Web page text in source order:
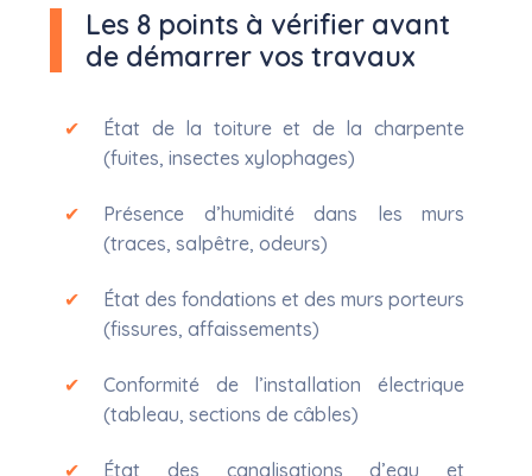
Les 8 points à vérifier avant
de démarrer vos travaux
État de la toiture et de la charpente
(fuites, insectes xylophages)
Présence d’humidité dans les murs
(traces, salpêtre, odeurs)
État des fondations et des murs porteurs
(fissures, affaissements)
Conformité de l’installation électrique
(tableau, sections de câbles)
État des canalisations d’eau et